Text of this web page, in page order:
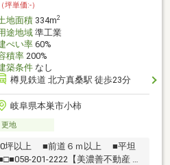
（坪単価:-）
地面積334m2
途地域準工業
ぺい率60%
積率200%
築条件なし
樽見鉄道 北方真桑駅 徒歩23分
岐阜県本巣市小柿
更地
坪以上 ■前道６ｍ以上 ■平坦
201-2222【美濃善不動産 売